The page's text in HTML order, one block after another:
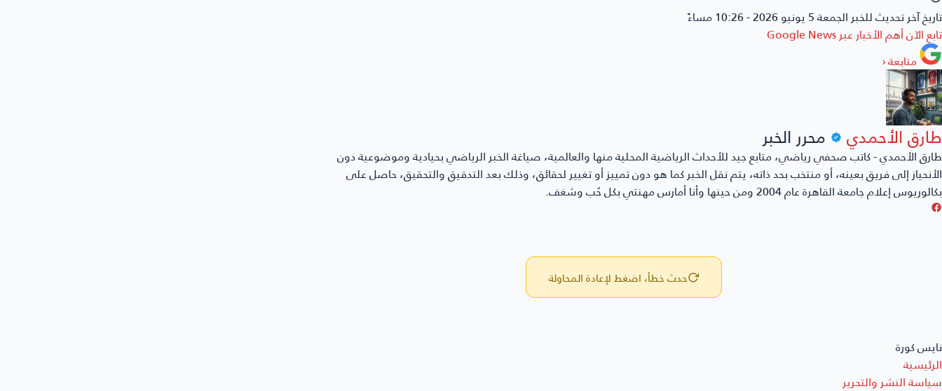
تاريخ آخر تحديث للخبرالجمعة 5 يونيو 2026 - 10:26 مساءً
تابع الآن أهم الأخبار عبرGoogle News
متابعة‹
طارق الأحمدي محرر الخبر
طارق الأحمدي - كاتب صحفي رياضي، متابع جيد للأحداث الرياضية المحلية منها والعالمية، صياغة الخبر الرياضي بحيادية وموضوعية دون
الأنحياز إلى فريق بعينه، أو منتخب بحد ذاته، يتم نقل الخبر كما هو دون تمييز أو تغيير لحقائق، وذلك بعد التدقيق والتحقيق، حاصل على
بكالوريوس إعلام جامعة القاهرة عام 2004 ومن حينها وأنا أمارس مهنتي بكل حُب وشغف.
حدث خطأ، اضغط لإعادة المحاولة
نايس كورة
الرئيسية
سياسة النشر والتحرير